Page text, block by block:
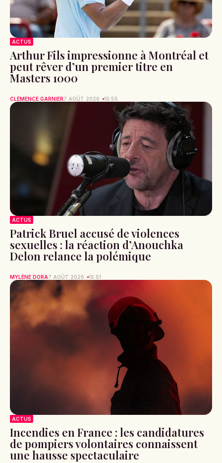
ACTUS
Arthur Fils impressionne à Montréal et
peut rêver d’un premier titre en
Masters 1000
CLÉMENCE GARNIER7 AOÛT 2026 15:55
ACTUS
Patrick Bruel accusé de violences
sexuelles : la réaction d’Anouchka
Delon relance la polémique
MYLÈNE DORA7 AOÛT 2026 15:51
ACTUS
Incendies en France : les candidatures
de pompiers volontaires connaissent
une hausse spectaculaire